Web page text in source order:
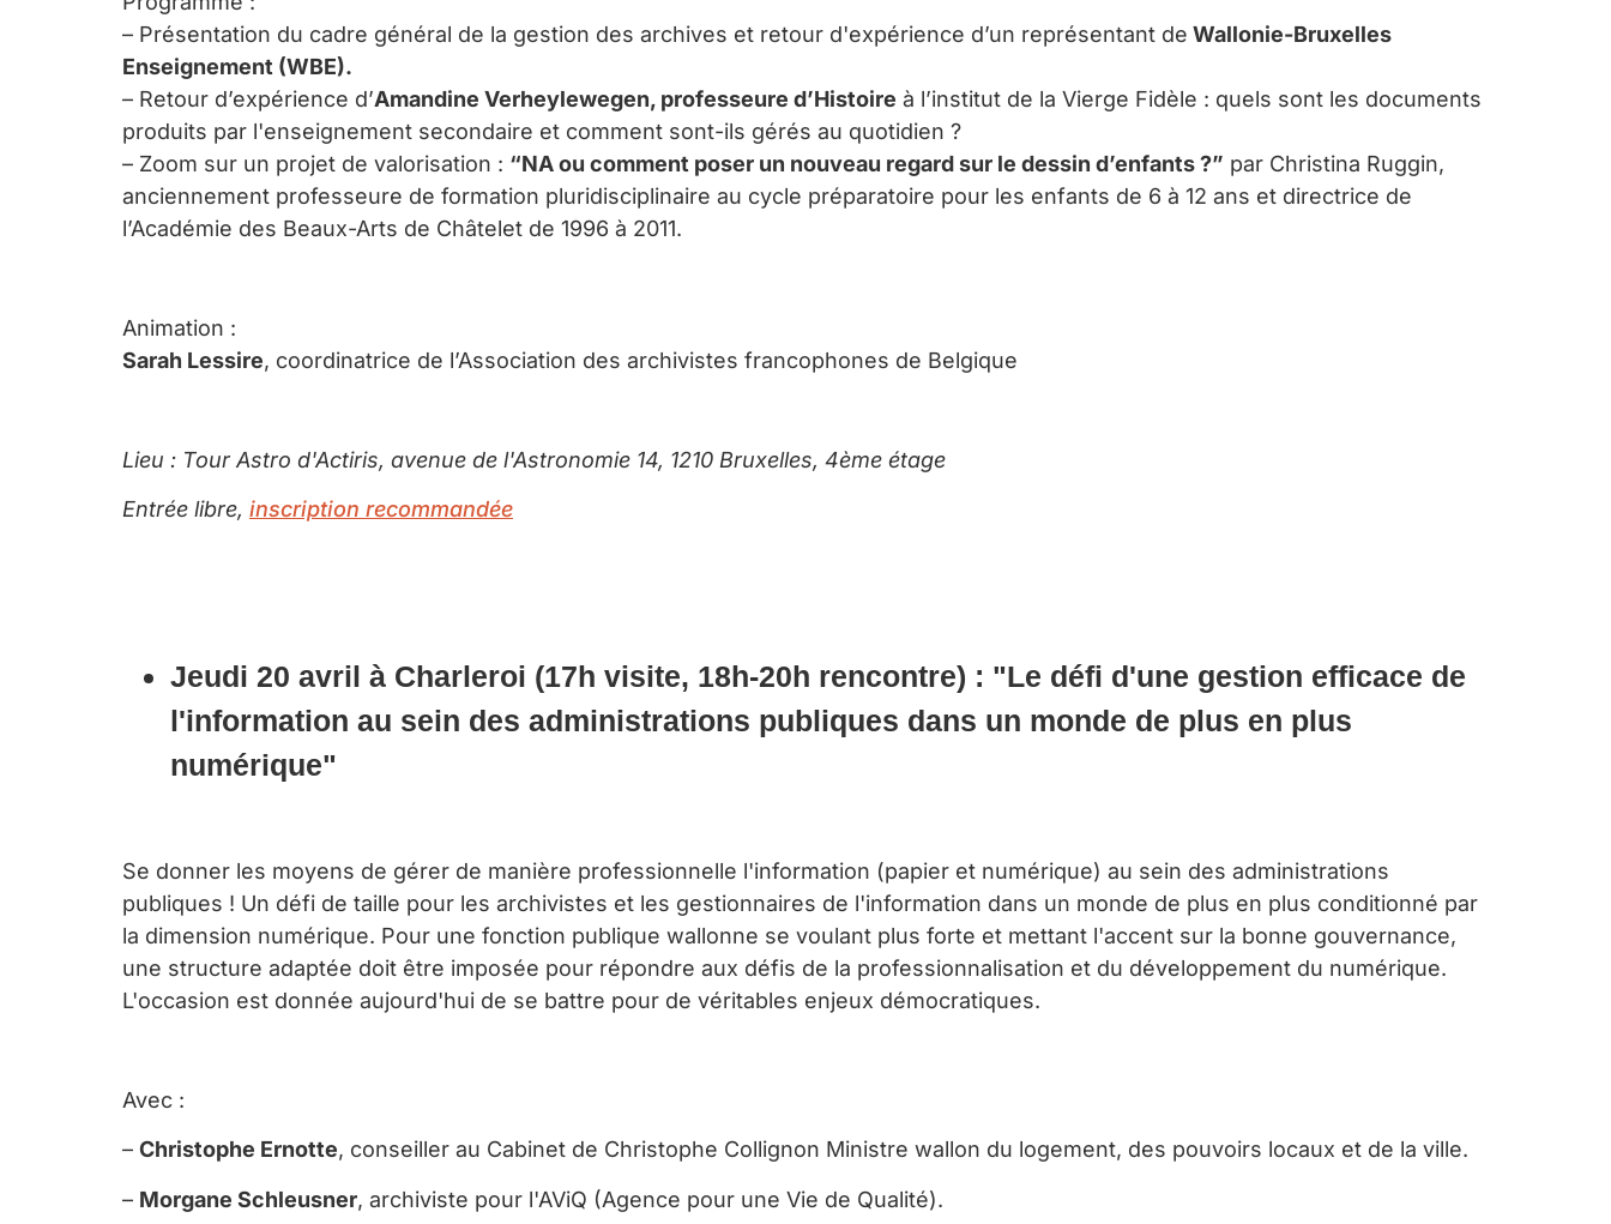
– Présentation du cadre général de la gestion des archives et retour d'expérience d’un représentant de Wallonie-Bruxelles
Enseignement (WBE).
– Retour d’expérience d’Amandine Verheylewegen, professeure d’Histoire à l’institut de la Vierge Fidèle : quels sont les documents
produits par l'enseignement secondaire et comment sont-ils gérés au quotidien ?
– Zoom sur un projet de valorisation : “NA ou comment poser un nouveau regard sur le dessin d’enfants ?” par Christina Ruggin,
anciennement professeure de formation pluridisciplinaire au cycle préparatoire pour les enfants de 6 à 12 ans et directrice de
l’Académie des Beaux-Arts de Châtelet de 1996 à 2011.
Animation :
Sarah Lessire, coordinatrice de l’Association des archivistes francophones de Belgique
Lieu : Tour Astro d'Actiris, avenue de l'Astronomie 14, 1210 Bruxelles, 4ème étage
Entrée libre, inscription recommandée
Jeudi 20 avril à Charleroi (17h visite, 18h-20h rencontre) : "Le défi d'une gestion efficace de
l'information au sein des administrations publiques dans un monde de plus en plus
numérique"
Se donner les moyens de gérer de manière professionnelle l'information (papier et numérique) au sein des administrations
publiques ! Un défi de taille pour les archivistes et les gestionnaires de l'information dans un monde de plus en plus conditionné par
la dimension numérique. Pour une fonction publique wallonne se voulant plus forte et mettant l'accent sur la bonne gouvernance,
une structure adaptée doit être imposée pour répondre aux défis de la professionnalisation et du développement du numérique.
L'occasion est donnée aujourd'hui de se battre pour de véritables enjeux démocratiques.
Avec :
– Christophe Ernotte, conseiller au Cabinet de Christophe Collignon Ministre wallon du logement, des pouvoirs locaux et de la ville.
– Morgane Schleusner, archiviste pour l'AViQ (Agence pour une Vie de Qualité).